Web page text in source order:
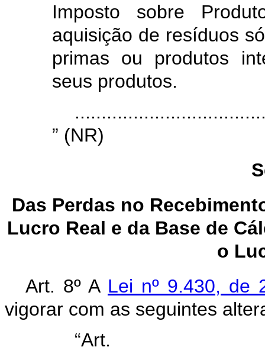
Imposto sobre
aquisição de resíduos
primas ou produtos
seus produtos.
” (NR)
Das Perdas no
Lucro Real e da Base de
o
Art. 8º A Lei nº 9.430, de
vigorar com as seguintes